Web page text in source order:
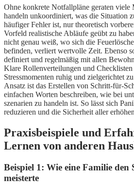
Ohne konkrete Notfallpläne geraten viele
handeln unkoordiniert, was die Situation
häufiger Fehler ist, nur theoretisch
Vorfeld realistische Abläufe geübt zu
nicht genau weiß, wo sich die
befinden, verliert wertvolle Zeit. Ebenso
definiert und regelmäßig mit allen
Klare Rollenverteilungen und
Stressmomenten ruhig und zielgerichtet
Ansatz ist das Erstellen von Schritt-für-
einfachen Worten beschreiben, wie bei
szenarien zu handeln ist. So lässt sich
reduzieren und die Sicherheit aller
Praxisbeispiele und
Lernen von anderen
Beispiel 1: Wie eine Familie den
meisterte